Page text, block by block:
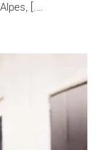
Crimp,
sortie
du lycée